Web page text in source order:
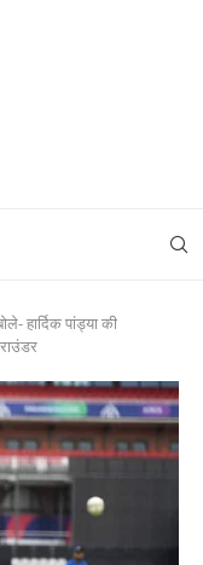
हार्दिक पांड्या की